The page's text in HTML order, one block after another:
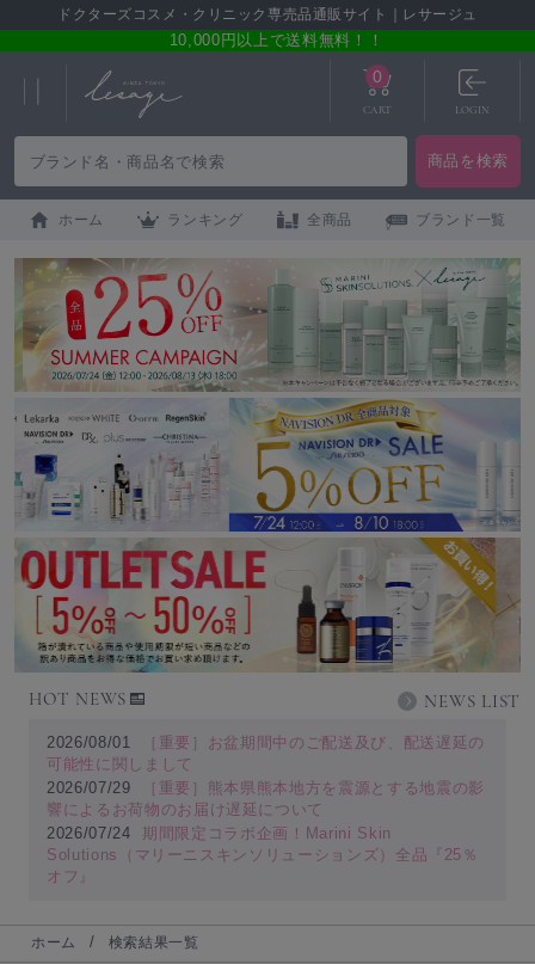
ドクターズコスメ・クリニック専売品通販サイト｜レサージュ
10,000円以上で送料無料！！
0
CART LOGIN
ホーム ランキング 全商品 ブランド一覧
HOT NEWS NEWS LIST
2026/08/01
［重要］お盆期間中のご配送及び、配送遅延の
可能性に関しまして
2026/07/29
［重要］熊本県熊本地方を震源とする地震の影
響によるお荷物のお届け遅延について
2026/07/24
期間限定コラボ企画！Marini Skin
Solutions（マリーニスキンソリューションズ）全品『25％
オフ』
ホーム 検索結果一覧